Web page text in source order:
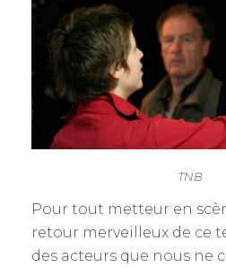
TNB
Pour tout metteur en
retour merveilleux de ce
des acteurs que nous ne